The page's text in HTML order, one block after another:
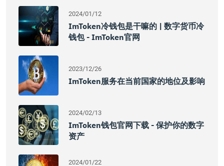
2024/01/12
ImToken冷钱包是干嘛的 | 数字货币冷
钱包 - ImToken官网
2023/12/26
ImToken服务在当前国家的地位及影响
2024/02/13
ImToken钱包官网下载 - 保护你的数字
资产
2024/01/22